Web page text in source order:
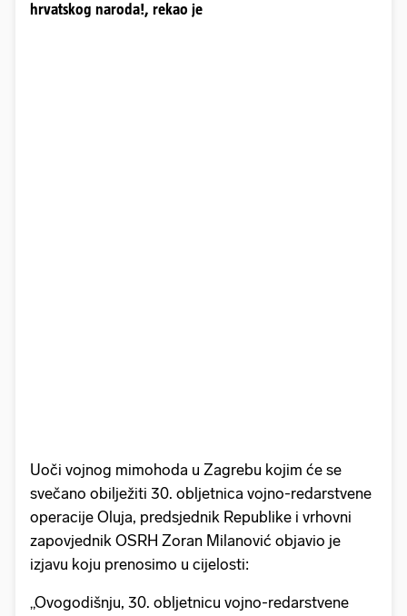
hrvatskog naroda!, rekao je
Uoči vojnog mimohoda u Zagrebu kojim će se
svečano obilježiti 30. obljetnica vojno-redarstvene
operacije Oluja, predsjednik Republike i vrhovni
zapovjednik OSRH Zoran Milanović objavio je
izjavu koju prenosimo u cijelosti:
„Ovogodišnju, 30. obljetnicu vojno-redarstvene